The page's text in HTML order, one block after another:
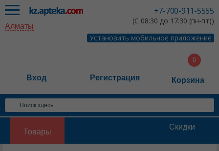
+7-700-911-5555
(С 08:30 до 17:30 (пн-пт))
Установить мобильное приложение
Алматы
Вход Регистрация Корзина
Товары
Скидки